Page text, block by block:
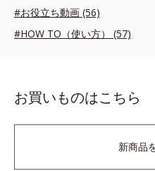
#お役立ち動画 (56)
#HOW TO（使い方） (57)
お買いものはこちら
新商品